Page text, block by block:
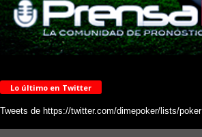
Lo último en Twitter
Tweets de https://twitter.com/dimepoker/lists/poker